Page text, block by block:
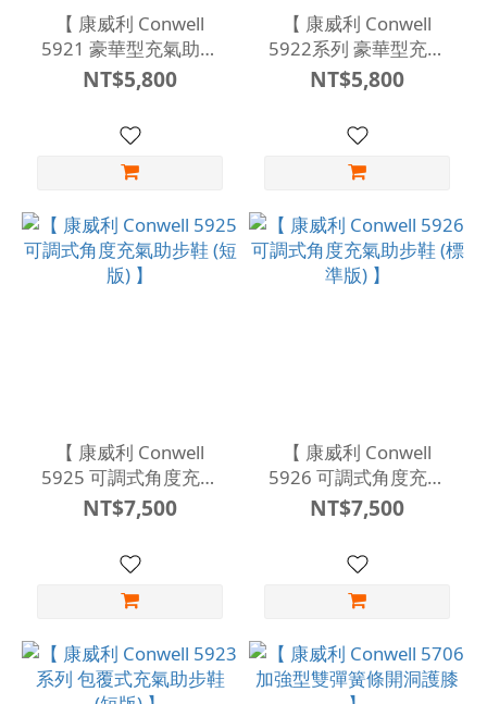
【 康威利 Conwell
5921 豪華型充氣助步
鞋 (短版) 足部 踝部穩定
骨折 扭傷 壓縮 復健鞋
】
NT$5,800
【 康威利 Conwell
5922系列 豪華型充氣
助步鞋 (標準版) 】
NT$5,800
【 康威利 Conwell
5925 可調式角度充氣
助步鞋 (短版) 】
NT$7,500
【 康威利 Conwell
5926 可調式角度充氣
助步鞋 (標準版) 】
NT$7,500